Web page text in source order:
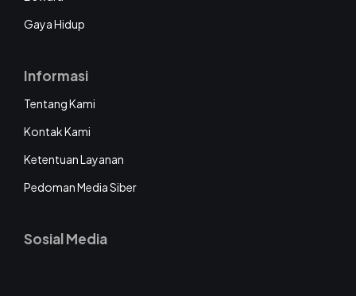
Gaya Hidup
Informasi
Tentang Kami
Kontak Kami
Ketentuan Layanan
Pedoman Media Siber
Sosial Media